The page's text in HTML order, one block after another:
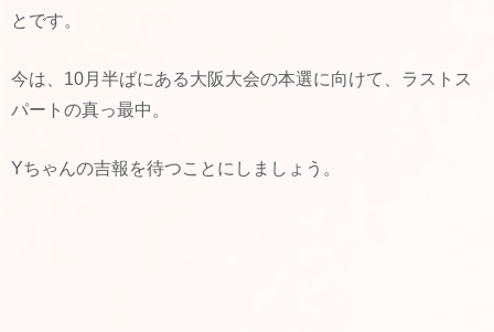
とです。
今は、10月半ばにある大阪大会の本選に向けて、ラストス
パートの真っ最中。
Yちゃんの吉報を待つことにしましょう。